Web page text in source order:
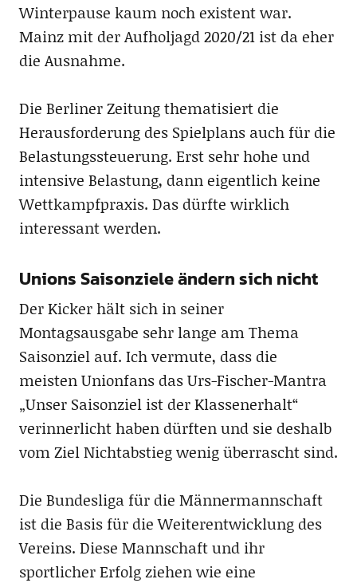
Winterpause kaum noch existent war.
Mainz mit der Aufholjagd 2020/21 ist da eher
die Ausnahme.
Die Berliner Zeitung thematisiert die
Herausforderung des Spielplans auch für die
Belastungssteuerung. Erst sehr hohe und
intensive Belastung, dann eigentlich keine
Wettkampfpraxis. Das dürfte wirklich
interessant werden.
Unions Saisonziele ändern sich nicht
Der Kicker hält sich in seiner
Montagsausgabe sehr lange am Thema
Saisonziel auf. Ich vermute, dass die
meisten Unionfans das Urs-Fischer-Mantra
„Unser Saisonziel ist der Klassenerhalt“
verinnerlicht haben dürften und sie deshalb
vom Ziel Nichtabstieg wenig überrascht sind.
Die Bundesliga für die Männermannschaft
ist die Basis für die Weiterentwicklung des
Vereins. Diese Mannschaft und ihr
sportlicher Erfolg ziehen wie eine